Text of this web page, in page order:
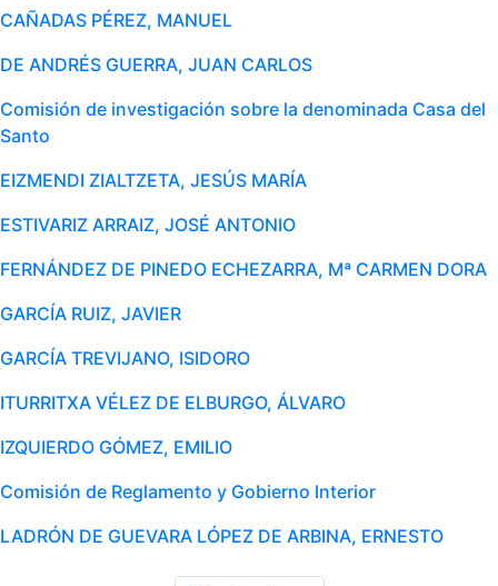
CAÑADAS PÉREZ, MANUEL
DE ANDRÉS GUERRA, JUAN CARLOS
Comisión de investigación sobre la denominada Casa del
Santo
EIZMENDI ZIALTZETA, JESÚS MARÍA
ESTIVARIZ ARRAIZ, JOSÉ ANTONIO
FERNÁNDEZ DE PINEDO ECHEZARRA, Mª CARMEN DORA
GARCÍA RUIZ, JAVIER
GARCÍA TREVIJANO, ISIDORO
ITURRITXA VÉLEZ DE ELBURGO, ÁLVARO
IZQUIERDO GÓMEZ, EMILIO
Comisión de Reglamento y Gobierno Interior
LADRÓN DE GUEVARA LÓPEZ DE ARBINA, ERNESTO